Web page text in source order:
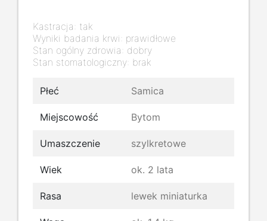
Kastracja: tak
Wyniki badania krwi: prawidłowe
Stan ogólny zdrowia: dobry
Stan stomatologiczny: brak
Płeć Samica
Miejscowość Bytom
Umaszczenie szylkretowe
Wiek ok. 2 lata
Rasa lewek miniaturka